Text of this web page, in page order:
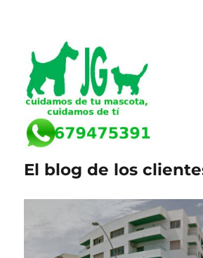
El blog de los